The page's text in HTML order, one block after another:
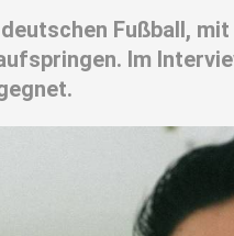
Fußball,
Im